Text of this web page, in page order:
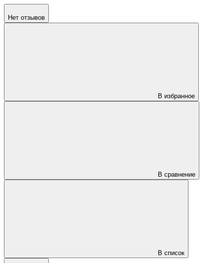
Нет отзывов
В избранное
В сравнение
В список